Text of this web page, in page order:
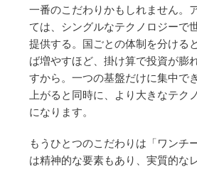
一番のこだわりかもしれません。
ては、シングルなテクノロジーで
提供する。国ごとの体制を分ける
ば増やすほど、掛け算で投資が膨
すから。一つの基盤だけに集中で
上がると同時に、より大きなテク
になります。
もうひとつのこだわりは「ワンチ
は精神的な要素もあり、実質的な